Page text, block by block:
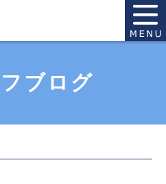
ブログ